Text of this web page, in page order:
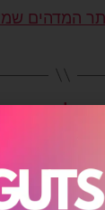
המדהים
לפי מארק